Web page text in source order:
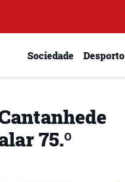
Sociedade Desporto
75.º